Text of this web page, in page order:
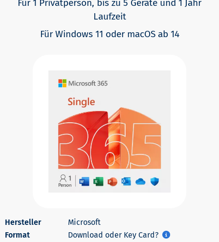
Für 1 Privatperson, bis zu 5 Geräte und 1 Jahr
Laufzeit
Für Windows 11 oder macOS ab 14
Microsoft
Download oder Key Card?